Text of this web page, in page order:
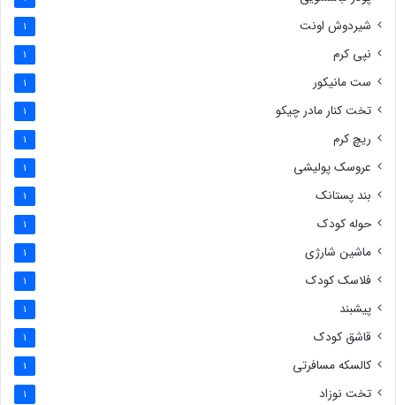
شیردوش اونت 1
نپی کرم 1
ست مانیکور 1
تخت کنار مادر چیکو 1
ریچ کرم 1
عروسک پولیشی 1
بند پستانک 1
حوله کودک 1
ماشین شارژی 1
فلاسک کودک 1
پیشبند 1
قاشق کودک 1
کالسکه مسافرتی 1
تخت نوزاد 1